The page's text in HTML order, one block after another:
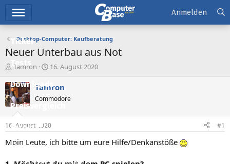
Ticker
Tests
Downloads
Preisvergleich
Forum
Aktuelles
Anmelden
Desktop-Computer: Kaufberatung
Neuer Unterbau aus Not
E
s
t
e
e
r
Tamron
E
s
e
l
t
a
16. August 2020
Tamron
Commodore
16. August 2020 #1
Moin Leute, ich bitte um eure Hilfe/Denkanstöße